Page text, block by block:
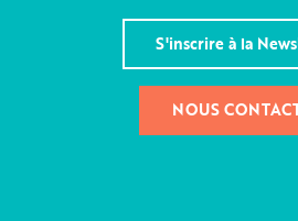
S'inscrire à la
NOUS